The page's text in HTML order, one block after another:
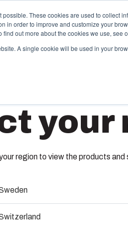
These cookies are used to collect
in order to improve and customize your
out more about the cookies we use, see
A single cookie will be used in your
Meistä
kokoonpano
Toimitamme kokonaisvaltaisia
sähköjärjestelmiä aina teknisestä
kokoonpanoon, testaukseen ja
Vastuullisuus Fibox
Systemsillä
your
region to view the products and
PC 200/
6011326